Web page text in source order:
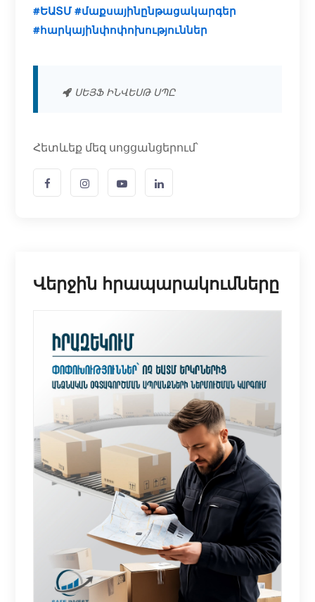
#ԵԱՏՄ #մաքսայինընթացակարգեր
#հարկայինփոփոխություններ
ՍԵՅՖ ԻՆՎԵՍԹ ՍՊԸ
Հետևեք մեզ սոցցանցերում՝
Վերջին հրապարակումները